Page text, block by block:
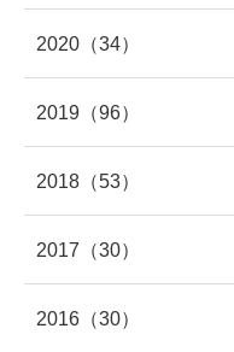
2020 （34）
2019 （96）
2018 （53）
2017 （30）
2016 （30）